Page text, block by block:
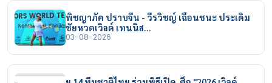
พิชญาภัค ปราบจีน - วีรวิชญ์ เฉือนชนะ ประเดิม
ชัยหวดเวิลด์ เทนนิส…
03-08-2026